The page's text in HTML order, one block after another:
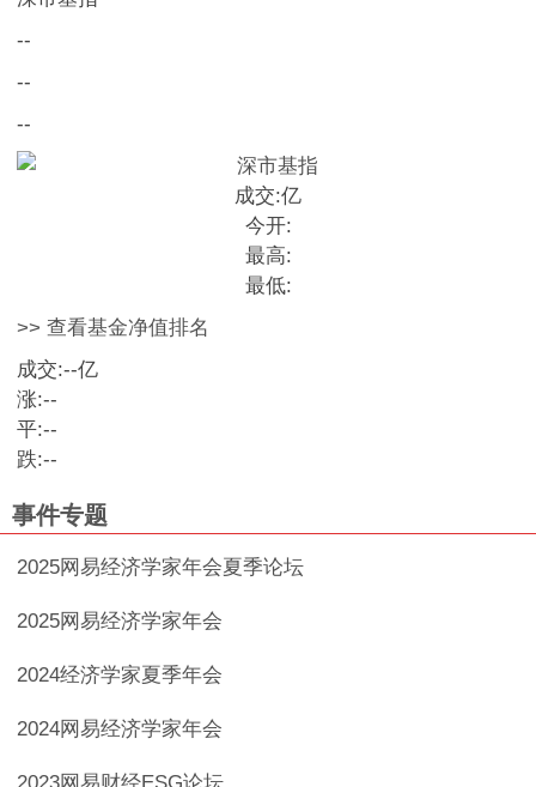
--
--
--
成交:亿
今开:
最高:
最低:
>> 查看基金净值排名
成交:--亿
涨:--
平:--
跌:--
事件专题
2025网易经济学家年会夏季论坛
2025网易经济学家年会
2024经济学家夏季年会
2024网易经济学家年会
2023网易财经ESG论坛